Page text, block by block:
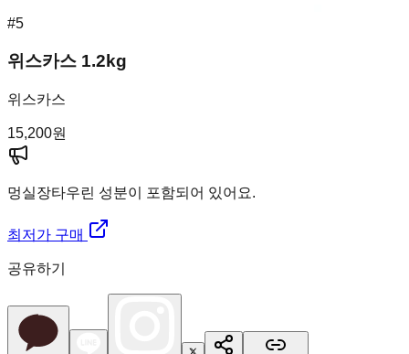
#5
위스카스 1.2kg
위스카스
15,200원
멍실장타우린 성분이 포함되어 있어요.
최저가 구매
공유하기